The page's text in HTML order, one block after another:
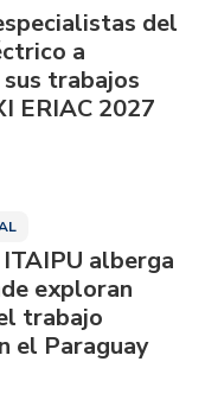
del
a
trabajos
ERIAC 2027
alberga
exploran
trabajo
el Paraguay